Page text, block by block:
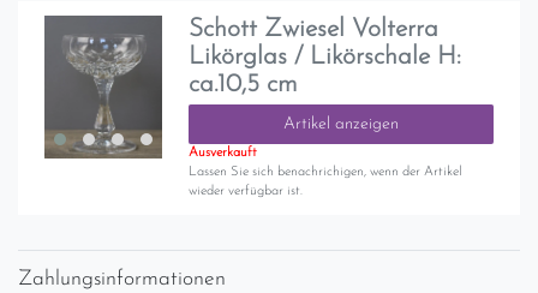
Schott Zwiesel Volterra
Likörglas / Likörschale H:
ca.10,5 cm
Artikel anzeigen
Ausverkauft
Lassen Sie sich benachrichigen, wenn der Artikel
wieder verfügbar ist.
Zahlungsinformationen